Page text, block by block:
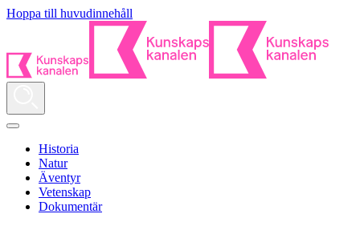
Hoppa till huvudinnehåll
Historia
Natur
Äventyr
Vetenskap
Dokumentär